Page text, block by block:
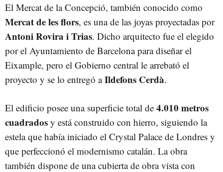
El Mercat de la Concepció, también conocido como
Mercat de les flors, es una de las joyas proyectadas por
Antoni Rovira i Trias. Dicho arquitecto fue el elegido
por el Ayuntamiento de Barcelona para diseñar el
Eixample, pero el Gobierno central le arrebató el
proyecto y se lo entregó aIldefons Cerdà.
El edificio posee una superficie total de 4.010 metros
cuadrados y está construido con hierro, siguiendo la
estela que había iniciado el Crystal Palace de Londres y
que perfeccionó el modernismo catalán. La obra
también dispone de una cubierta de obra vista con